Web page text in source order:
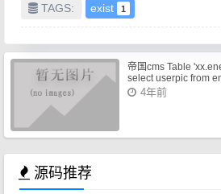
TAGS: exist 1
帝国cms Table
select userpic from
4年前
源码推荐